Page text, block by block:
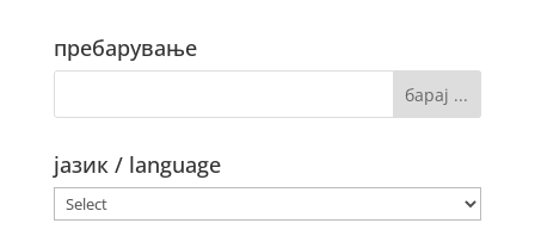
пребарување
јазик / language